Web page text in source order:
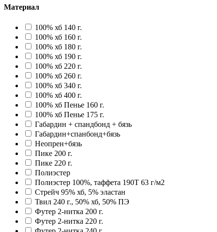
Материал
100% хб 140 г.
100% хб 160 г.
100% хб 180 г.
100% хб 190 г.
100% хб 220 г.
100% хб 260 г.
100% хб 340 г.
100% хб 400 г.
100% хб Пенье 160 г.
100% хб Пенье 175 г.
Габардин + спандбонд + бязь
Габардин+спанбонд+бязь
Неопрен+бязь
Пике 200 г.
Пике 220 г.
Полиэстер
Полиэстер 100%, таффета 190T 63 г/м2
Стрейч 95% хб, 5% эластан
Твил 240 г., 50% хб, 50% ПЭ
Футер 2-нитка 200 г.
Футер 2-нитка 220 г.